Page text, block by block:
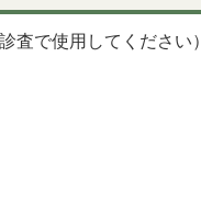
査で使用してください）